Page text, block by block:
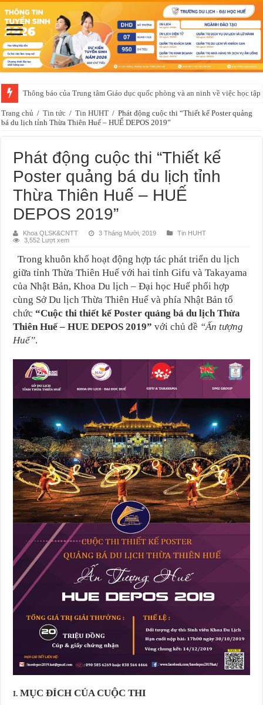
Thông báo của Trung tâm Giáo dục quốc phòng và an ninh về việc học
Trang chủ / Tin tức / Tin HUHT / Phát động cuộc thi “Thiết kế Poster quảng
bá du lịch tỉnh Thừa Thiên Huế – HUẾ DEPOS 2019”
Phát động cuộc thi “Thiết kế
Poster quảng bá du lịch tỉnh
Thừa Thiên Huế – HUẾ
DEPOS 2019”
Khoa QLSK&CNTT 3 Tháng Mười, 2019
Tin HUHT
3,552 Lượt xem
Trong khuôn khổ hoạt động hợp tác phát triển du lịch
giữa tỉnh Thừa Thiên Huế với hai tỉnh Gifu và Takayama
của Nhật Bản, Khoa Du lịch – Đại học Huế phối hợp
cùng Sở Du lịch Thừa Thiên Huế và phía Nhật Bản tổ
chức“Cuộc thi thiết kế Poster quảng bá du lịch Thừa
Thiên Huế – HUE DEPOS 2019” với chủ đề “Ấn tượng
Huế”.
I. MỤC ĐÍCH CỦA CUỘC THI